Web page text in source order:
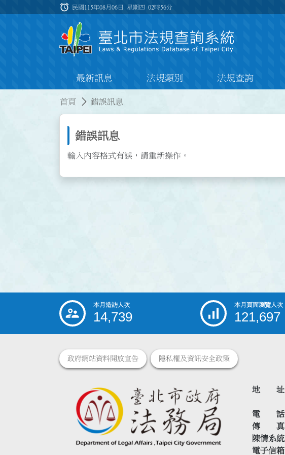
:::
alarm 民國115年08月06日 星期四02時56分
最新訊息 法規類別 法規查詢
首頁 錯誤訊息
錯誤訊息
輸入內容格式有誤，請重新操作。
::: 本月造訪人次
14,739
本月頁面瀏覽人次
121,697
政府網站資料開放宣告 隱私權及資訊安全政策
地 址
電 話
傳 真
陳情系統
電子信箱